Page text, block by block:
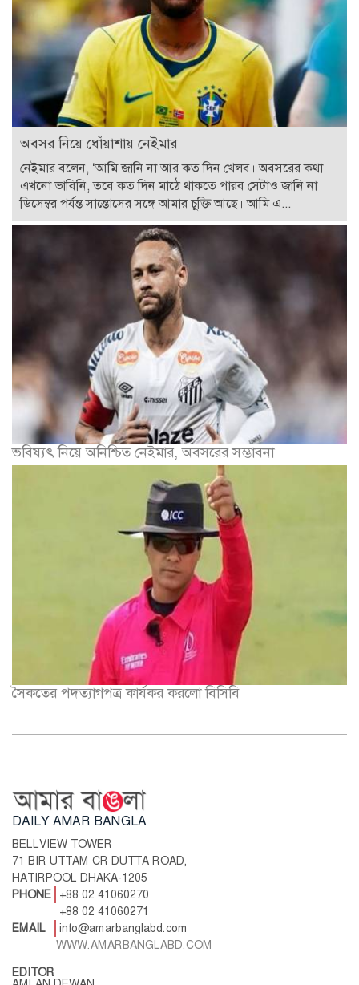
অবসর নিয়ে ধোঁয়াশায় নেইমার
নেইমার বলেন, ‘আমি জানি না আর কত দিন খেলব। অবসরের কথা
এখনো ভাবিনি, তবে কত দিন মাঠে থাকতে পারব সেটাও জানি না।
ডিসেম্বর পর্যন্ত সান্তোসের সঙ্গে আমার চুক্তি আছে। আমি এ...
ভবিষ্যৎ নিয়ে অনিশ্চিত নেইমার, অবসরের সম্ভাবনা
সৈকতের পদত্যাগপত্র কার্যকর করলো বিসিবি
DAILY AMAR BANGLA
BELLVIEW TOWER
71 BIR UTTAM CR DUTTA ROAD,
HATIRPOOL DHAKA-1205
PHONE
+88 02 41060270
+88 02 41060271
EMAIL
info@amarbanglabd.com
WWW.AMARBANGLABD.COM
EDITOR